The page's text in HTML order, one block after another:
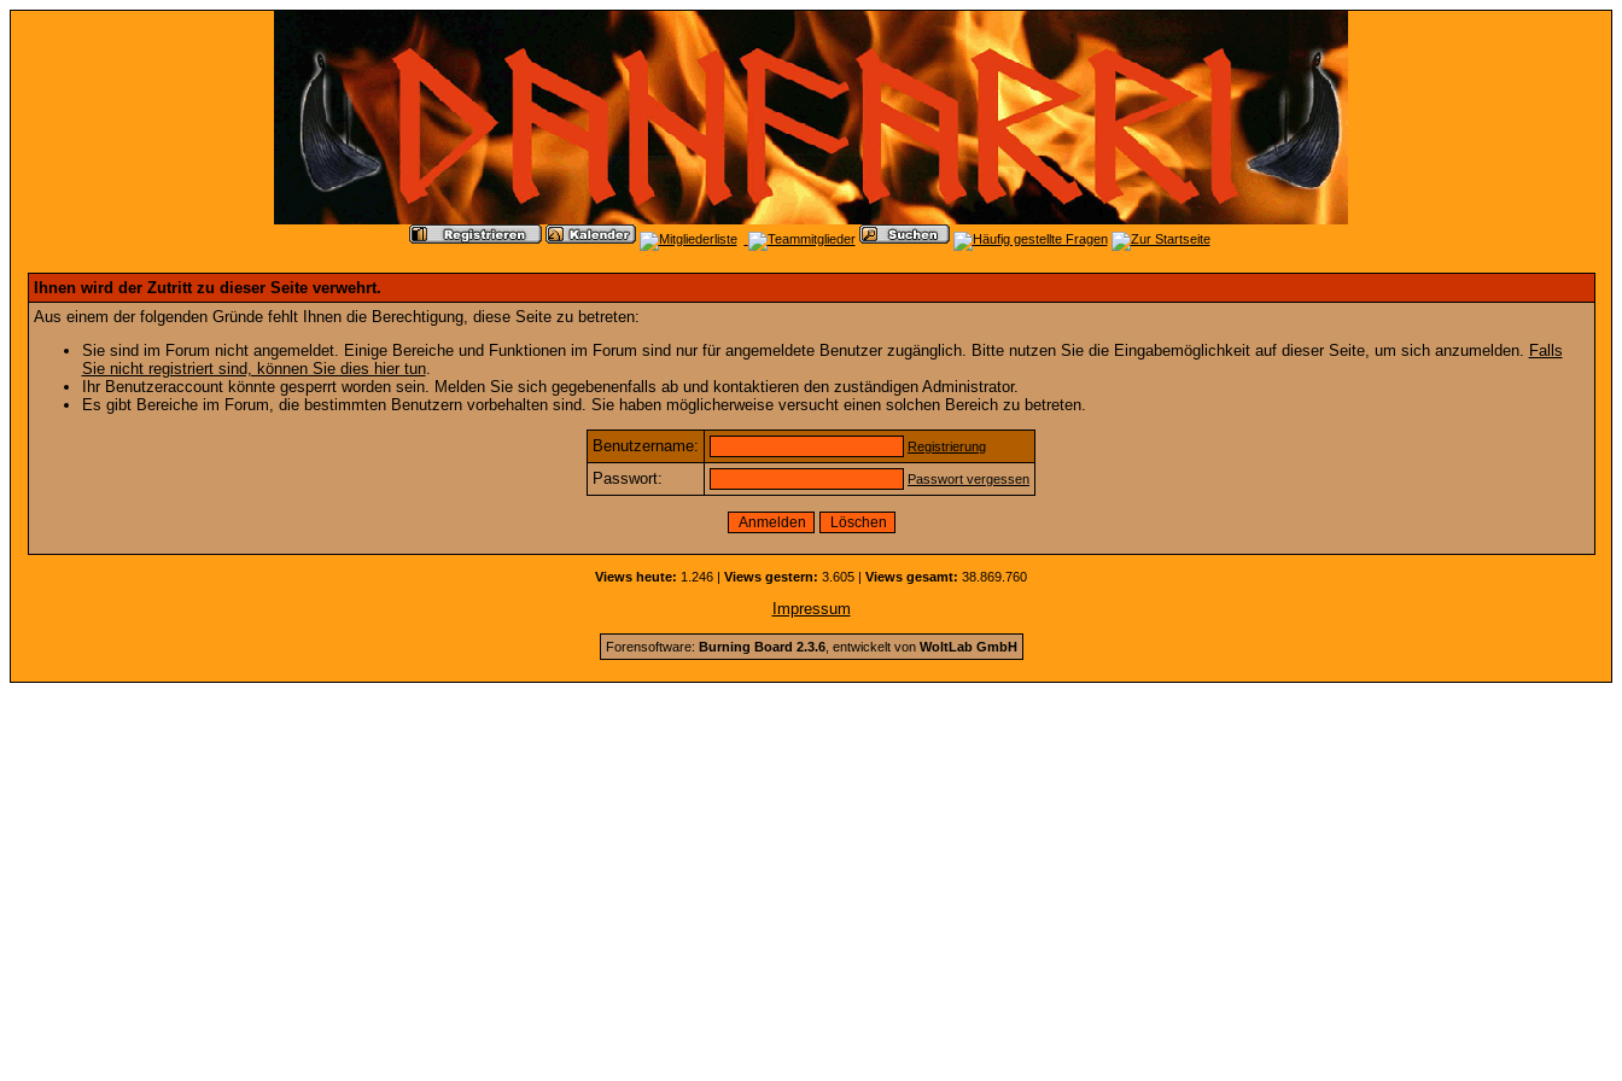
Ihnen wird der Zutritt zu dieser Seite verwehrt.
Aus einem der folgenden Gründe fehlt Ihnen die Berechtigung, diese Seite zu betreten:
Sie sind im Forum nicht angemeldet. Einige Bereiche und Funktionen im Forum sind nur für angemeldete Benutzer zugänglich. Bitte nutzen Sie die Eingabemöglichkeit auf dieser Seite, um sich anzumelden. Falls
Sie nicht registriert sind, können Sie dies hier tun.
Ihr Benutzeraccount könnte gesperrt worden sein. Melden Sie sich gegebenenfalls ab und kontaktieren den zuständigen Administrator.
Es gibt Bereiche im Forum, die bestimmten Benutzern vorbehalten sind. Sie haben möglicherweise versucht einen solchen Bereich zu betreten.
Benutzername: Registrierung
Passwort: Passwort vergessen
Views heute: 1.246 | Views gestern: 3.605 | Views gesamt: 38.869.760
Impressum
Forensoftware: Burning Board 2.3.6, entwickelt von WoltLab GmbH